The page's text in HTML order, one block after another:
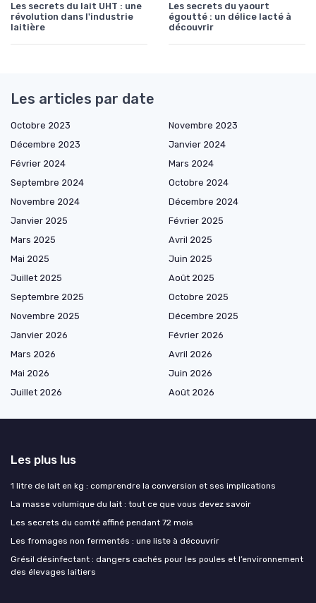
Les secrets du lait UHT : une
révolution dans l'industrie
laitière
Les secrets du yaourt
égoutté : un délice lacté à
découvrir
Les articles par date
Octobre 2023
Novembre 2023
Décembre 2023
Janvier 2024
Février 2024
Mars 2024
Septembre 2024
Octobre 2024
Novembre 2024
Décembre 2024
Janvier 2025
Février 2025
Mars 2025
Avril 2025
Mai 2025
Juin 2025
Juillet 2025
Août 2025
Septembre 2025
Octobre 2025
Novembre 2025
Décembre 2025
Janvier 2026
Février 2026
Mars 2026
Avril 2026
Mai 2026
Juin 2026
Juillet 2026
Août 2026
Les plus lus
1 litre de lait en kg : comprendre la conversion et ses implications
La masse volumique du lait : tout ce que vous devez savoir
Les secrets du comté affiné pendant 72 mois
Les fromages non fermentés : une liste à découvrir
Grésil désinfectant : dangers cachés pour les poules et l’environnement
des élevages laitiers